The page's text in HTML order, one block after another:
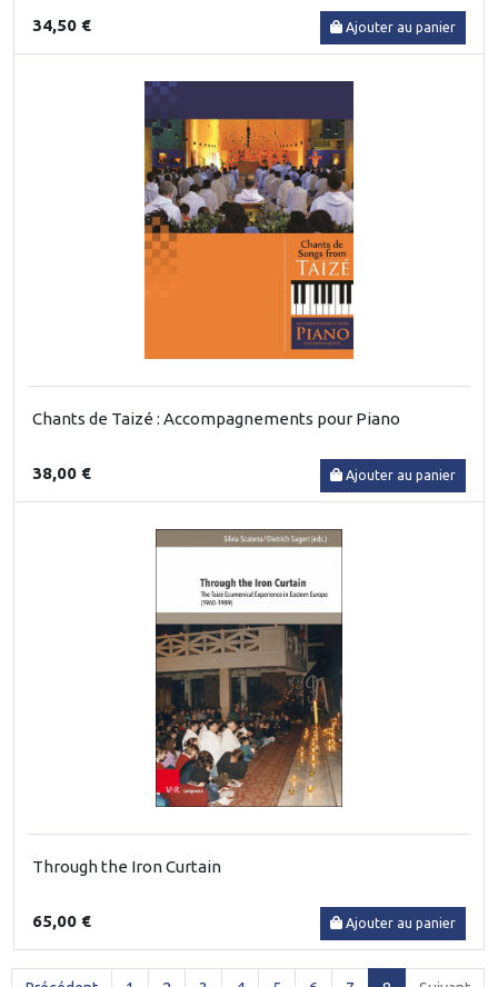
34,50 € Ajouter au panier
Chants de Taizé : Accompagnements pour Piano
38,00 € Ajouter au panier
Through the Iron Curtain
65,00 € Ajouter au panier